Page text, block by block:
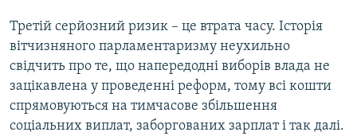
Третій серйозний ризик – це втрата часу. Історія
вітчизняного парламентаризму неухильно
свідчить про те, що напередодні виборів влада не
зацікавлена у проведенні реформ, тому всі кошти
спрямовуються на тимчасове збільшення
соціальних виплат, заборгованих зарплат і так далі.